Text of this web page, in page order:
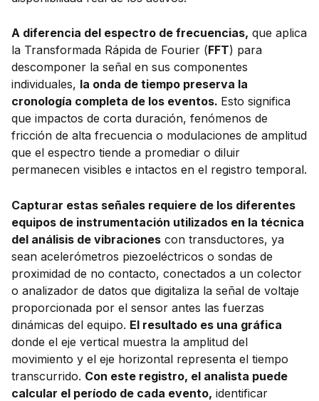
A diferencia del espectro de frecuencias, que aplica
la Transformada Rápida de Fourier (FFT) para
descomponer la señal en sus componentes
individuales, la onda de tiempo preserva la
cronología completa de los eventos. Esto significa
que impactos de corta duración, fenómenos de
fricción de alta frecuencia o modulaciones de amplitud
que el espectro tiende a promediar o diluir
permanecen visibles e intactos en el registro temporal.
Capturar estas señales requiere de los diferentes
equipos de instrumentación utilizados en la técnica
del análisis de vibraciones con transductores, ya
sean acelerómetros piezoeléctricos o sondas de
proximidad de no contacto, conectados a un colector
o analizador de datos que digitaliza la señal de voltaje
proporcionada por el sensor antes las fuerzas
dinámicas del equipo. El resultado es una gráfica
donde el eje vertical muestra la amplitud del
movimiento y el eje horizontal representa el tiempo
transcurrido. Con este registro, el analista puede
calcular el período de cada evento, identificar